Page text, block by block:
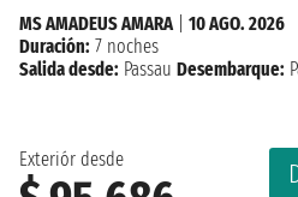
Exteriór desde
MS AMADEUS AMARA
10 AGO. 2026
Duración: 7 noches
Salida desde: Passau Desembarque: